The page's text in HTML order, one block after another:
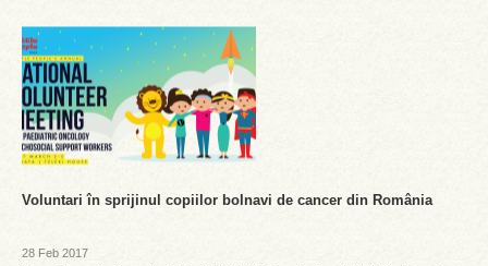
Voluntari în sprijinul copiilor bolnavi de cancer din România
28 Feb 2017